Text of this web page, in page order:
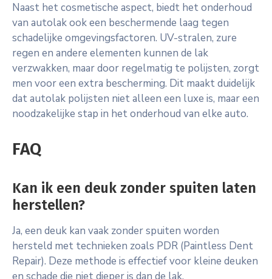
Naast het cosmetische aspect, biedt het onderhoud
van autolak ook een beschermende laag tegen
schadelijke omgevingsfactoren. UV-stralen, zure
regen en andere elementen kunnen de lak
verzwakken, maar door regelmatig te polijsten, zorgt
men voor een extra bescherming. Dit maakt duidelijk
dat autolak polijsten niet alleen een luxe is, maar een
noodzakelijke stap in het onderhoud van elke auto.
FAQ
Kan ik een deuk zonder spuiten laten
herstellen?
Ja, een deuk kan vaak zonder spuiten worden
hersteld met technieken zoals PDR (Paintless Dent
Repair). Deze methode is effectief voor kleine deuken